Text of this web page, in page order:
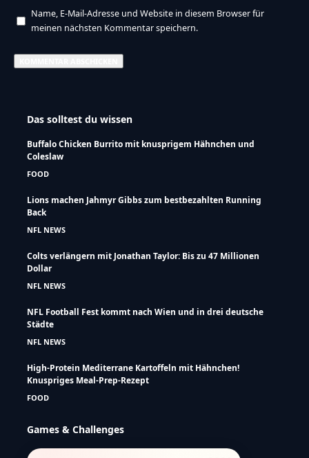
Name, E-Mail-Adresse und Website in diesem Browser für
meinen nächsten Kommentar speichern.
Das solltest du wissen
Buffalo Chicken Burrito mit knusprigem Hähnchen und
Coleslaw
FOOD
Lions machen Jahmyr Gibbs zum bestbezahlten Running
Back
NFL NEWS
Colts verlängern mit Jonathan Taylor: Bis zu 47 Millionen
Dollar
NFL NEWS
NFL Football Fest kommt nach Wien und in drei deutsche
Städte
NFL NEWS
High-Protein Mediterrane Kartoffeln mit Hähnchen!
Knuspriges Meal-Prep-Rezept
FOOD
Games & Challenges